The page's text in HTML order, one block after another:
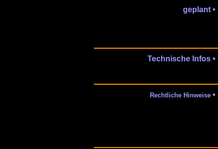
geplant •
Technische Infos •
Rechtliche Hinweise •